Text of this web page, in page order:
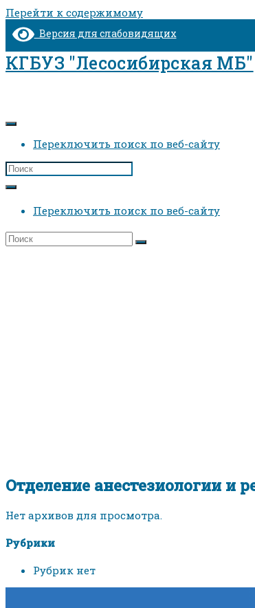
Перейти к содержимому
Версия для слабовидящих
КГБУЗ "Лесосибирская МБ"
Переключить поиск по веб-сайту
Переключить поиск по веб-сайту
Отделение анестезиологии и
Нет архивов для просмотра.
Рубрики
Рубрик нет